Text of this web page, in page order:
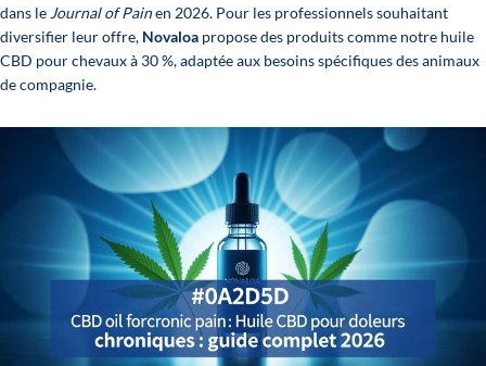
dans le Journal of Painen 2026. Pour les professionnels souhaitant
diversifier leur offre, Novaloa propose des produits comme notre huile
CBD pour chevaux à 30 %, adaptée aux besoins spécifiques des animaux
de compagnie.